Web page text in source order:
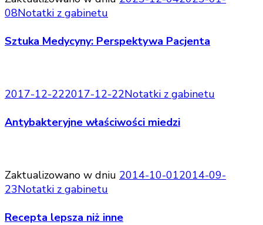
08Notatki z gabinetu
Sztuka Medycyny: Perspektywa Pacjenta
2017-12-222017-12-22Notatki z gabinetu
Antybakteryjne właściwości miedzi
Zaktualizowano w dniu 2014-10-012014-09-
23Notatki z gabinetu
Recepta lepsza niż inne